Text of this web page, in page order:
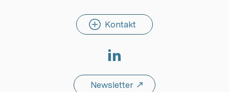
Kontakt
Newsletter